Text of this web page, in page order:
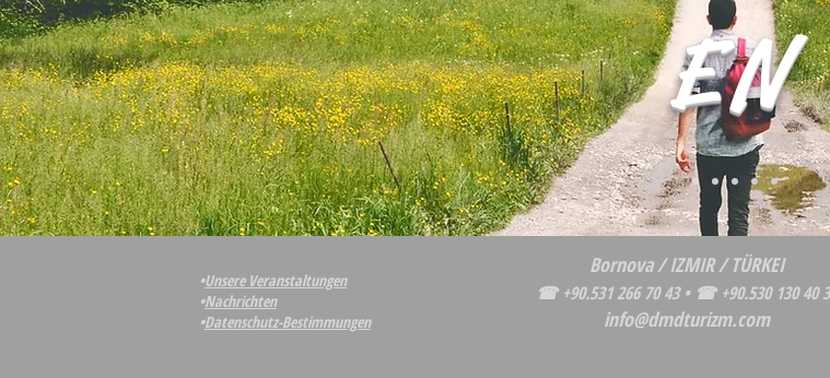
EN
•Unsere Veranstaltungen
•Nachrichten
•Datenschutz-Bestimmungen
Bornova / IZMIR / TÜRKEI
☎ +90.531 266 70 43 • ☎ +90.530 130 40
info@dmdturizm.com